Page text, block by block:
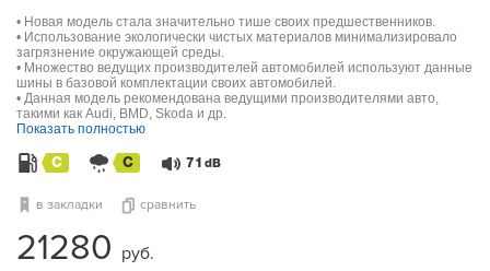
• Новая модель стала значительно тише своих предшественников.
• Использование экологически чистых материалов минимализировало
загрязнение окружающей среды.
• Множество ведущих производителей автомобилей используют данные
шины в базовой комплектации своих автомобилей.
• Данная модель рекомендована ведущими производителями авто,
такими как Audi, BMD, Skoda и др.
Показать полностью
C C 71 dB
в закладки сравнить
21280 руб.